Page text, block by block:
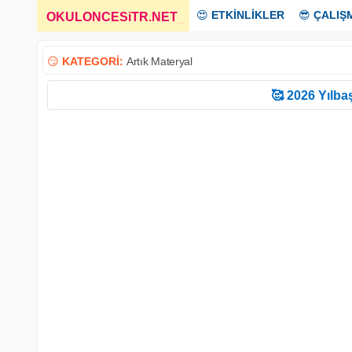
OKULONCESiTR.NET 😍 ETKİNLİKLER 😎
😏 KATEGORİ: Artık Materyal
🥰 2026